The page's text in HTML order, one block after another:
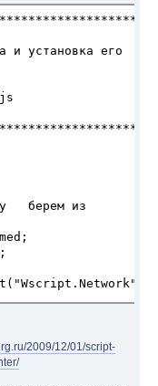
********************
и установка его
***************
берем из
2009/12/01/script-